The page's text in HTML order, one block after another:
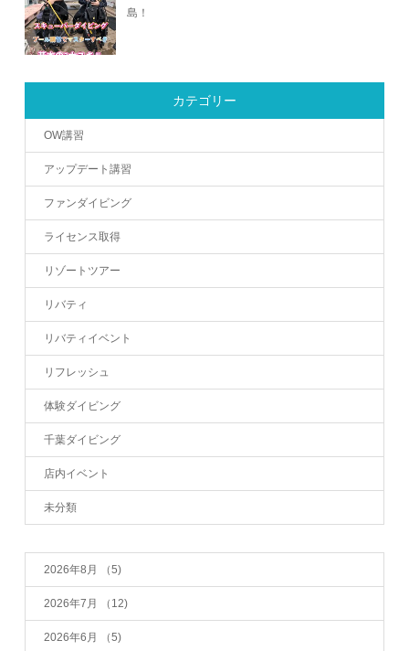
島！
カテゴリー
OW講習
アップデート講習
ファンダイビング
ライセンス取得
リゾートツアー
リバティ
リバティイベント
リフレッシュ
体験ダイビング
千葉ダイビング
店内イベント
未分類
2026年8月 （5)
2026年7月 （12)
2026年6月 （5)